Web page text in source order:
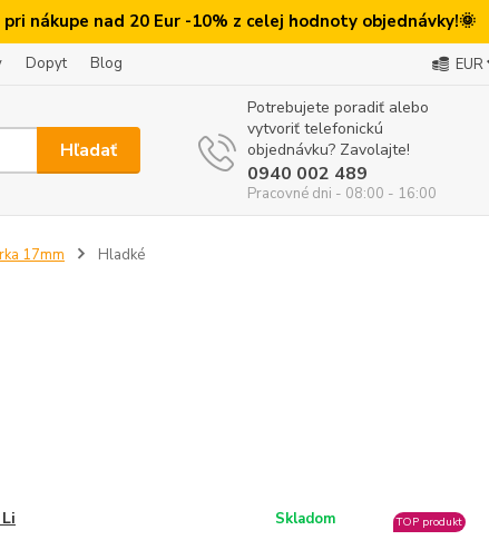
nákupe nad 20 Eur -10% z celej hodnoty objednávky!🌞
Dopyt Blog EUR
Hľadať
Potrebujete poradiť alebo
vytvoriť telefonickú
objednávku? Zavolajte!
0940 002 489
Pracovné dni - 08:00 - 16:00
17mm Hladké
Skladom TOP produkt